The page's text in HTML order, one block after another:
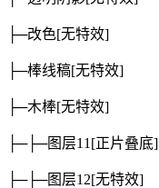
├─改色[无特效]
├─棒线稿[无特效]
├─木棒[无特效]
├─├─图层11 [正片叠底]
├─├─图层12[无特效]